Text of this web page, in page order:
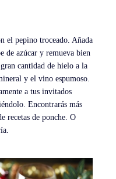
el pepino troceado. Añada
de azúcar y remueva bien
cantidad de hielo a la
y el vino espumoso.
a tus invitados
Encontrarás más
recetas de ponche. O